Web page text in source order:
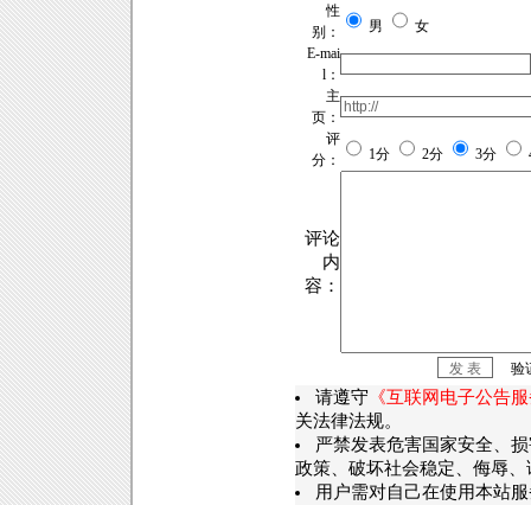
性
别：
男
女
E-mai
l：
主
页：
评
分：
1分 2分 3分
评论
内
容：
验
请遵守 《互联网电子公告
关法律法规。
严禁发表危害国家安全、
政策、破坏社会稳定、侮辱
用户需对自己在使用本站